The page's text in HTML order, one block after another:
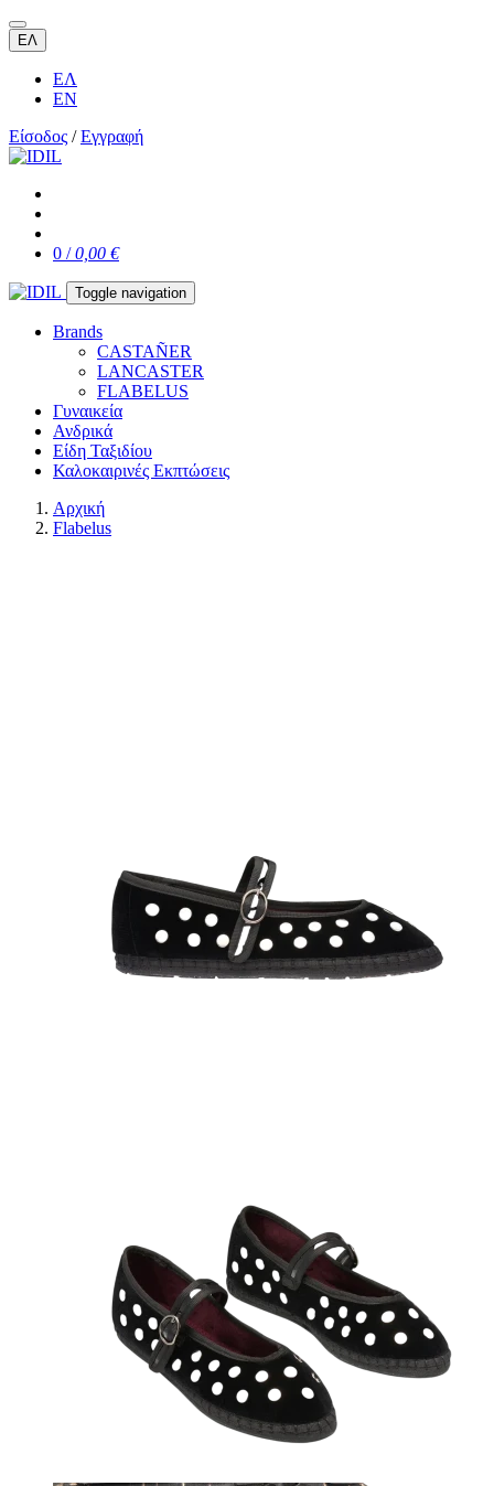
ΕΛ
ΕΛ
EN
Είσοδος /Εγγραφή
0 /0,00 €
Toggle navigation
Brands
CASTAÑER
LANCASTER
FLABELUS
Γυναικεία
Ανδρικά
Είδη Ταξιδίου
Καλοκαιρινές Εκπτώσεις
Αρχική
Flabelus